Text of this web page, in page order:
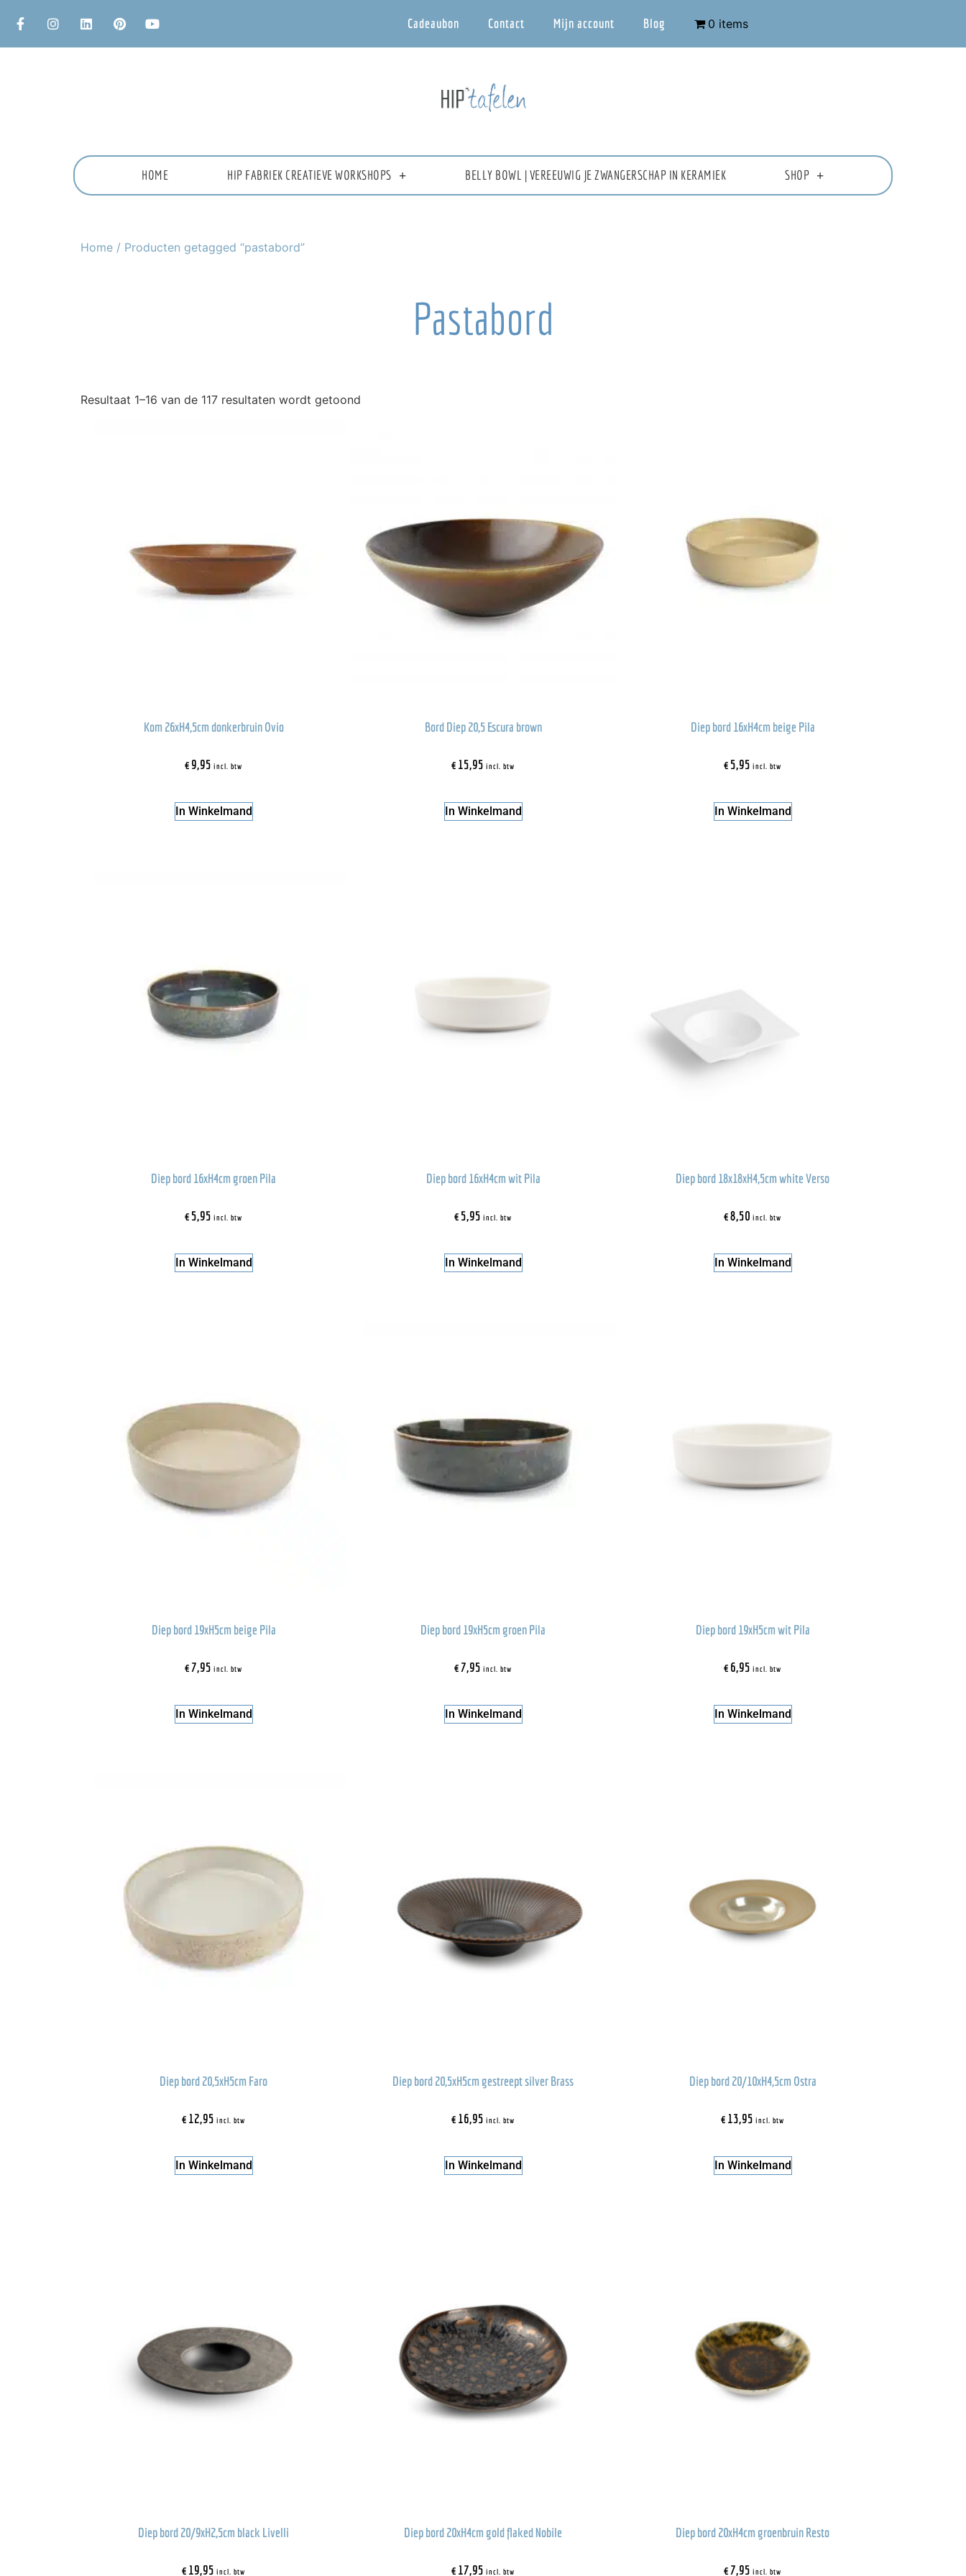
Cadeaubon Contact Mijn account Blog 0 items
HOME HIP FABRIEK CREATIEVE WORKSHOPS BELLY BOWL | VEREEUWIG JE ZWANGERSCHAP IN KERAMIEK SHOP
Home / Producten getagged “pastabord”
Pastabord
Resultaat 1–16 van de 117 resultaten wordt getoond
Kom 26xH4,5cm donkerbruin Ovio
€9,95 incl. btw
In Winkelmand
Bord Diep 20,5 Escura brown
€15,95 incl. btw
In Winkelmand
Diep bord 16xH4cm beige Pila
€5,95 incl. btw
In Winkelmand
Diep bord 16xH4cm groen Pila
€5,95 incl. btw
In Winkelmand
Diep bord 16xH4cm wit Pila
€5,95 incl. btw
In Winkelmand
Diep bord 18x18xH4,5cm white Verso
€8,50 incl. btw
In Winkelmand
Diep bord 19xH5cm beige Pila
€7,95 incl. btw
In Winkelmand
Diep bord 19xH5cm groen Pila
€7,95 incl. btw
In Winkelmand
Diep bord 19xH5cm wit Pila
€6,95 incl. btw
In Winkelmand
Diep bord 20,5xH5cm Faro
€12,95 incl. btw
In Winkelmand
Diep bord 20,5xH5cm gestreept silver Brass
€16,95 incl. btw
In Winkelmand
Diep bord 20/10xH4,5cm Ostra
€13,95 incl. btw
In Winkelmand
Diep bord 20/9xH2,5cm black Livelli
€19,95 incl. btw
Diep bord 20xH4cm gold flaked Nobile
€17,95 incl. btw
Diep bord 20xH4cm groenbruin Resto
€7,95 incl. btw